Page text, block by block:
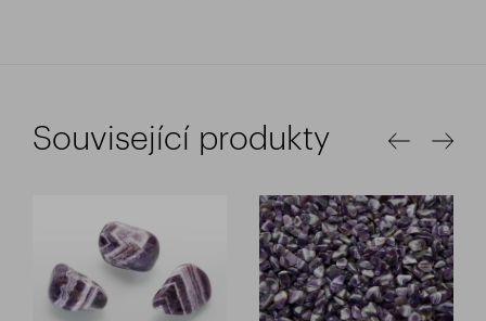
Související produkty